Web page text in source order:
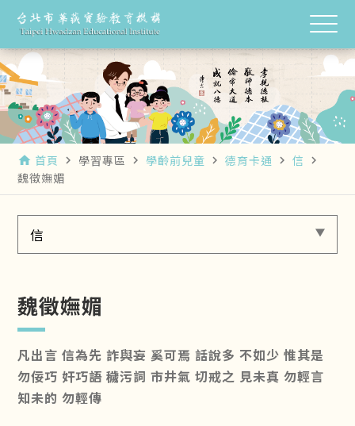
home 首頁 navigate_next 學習專區 navigate_next 學齡前兒童 navigate_next 德育卡通 navigate_next 信 navigate_next
魏徵嫵媚
信
魏徵嫵媚
凡出言 信為先 詐與妄 奚可焉 話說多 不如少 惟其是
勿佞巧 奸巧語 穢污詞 市井氣 切戒之 見未真 勿輕言
知未的 勿輕傳